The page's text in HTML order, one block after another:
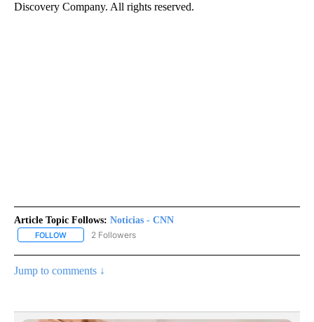
Discovery Company. All rights reserved.
Article Topic Follows: Noticias - CNN
FOLLOW FOLLOW "NOTICIAS - CNN" TO RECEIVE NOTIFICATIONS ABOUT
2 Followers
Jump to comments ↓